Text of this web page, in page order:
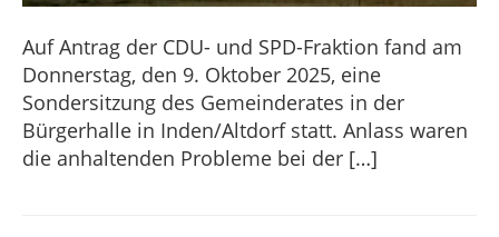
Auf Antrag der CDU- und SPD-Fraktion fand am
Donnerstag, den 9. Oktober 2025, eine
Sondersitzung des Gemeinderates in der
Bürgerhalle in Inden/Altdorf statt. Anlass waren
die anhaltenden Probleme bei der […]